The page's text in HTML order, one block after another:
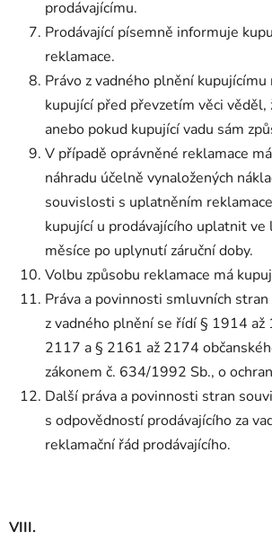
prodávajícímu.
Prodávající písemně informuje
reklamace.
Právo z vadného plnění
kupující před převzetím věci věděl,
anebo pokud kupující vadu sám
V případě oprávněné reklamace
náhradu účelně vynaložených
souvislosti s uplatněním
kupující u prodávajícího uplatnit
měsíce po uplynutí záruční doby.
Volbu způsobu reklamace má
Práva a povinnosti smluvních
z vadného plnění se řídí § 1914
2117 a § 2161 až 2174
zákonem č. 634/1992 Sb., o
Další práva a povinnosti stran
s odpovědností prodávajícího za
reklamační řád prodávajícího.
VIII.